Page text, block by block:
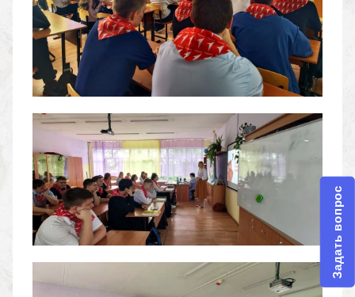
Задать вопрос